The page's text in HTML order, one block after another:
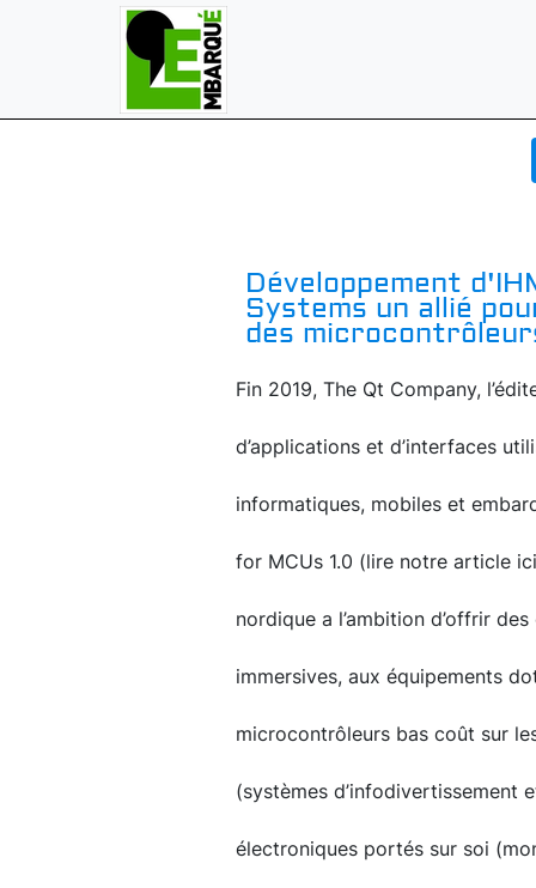
Développement
Systems un allié
des
Fin 2019, The Qt Company,
d’applications et d’interfaces
informatiques, mobiles et
for MCUs 1.0 (lire notre article
nordique a l’ambition d’offrir
immersives, aux équipements
microcontrôleurs bas coût sur
(systèmes d’infodivertissement
électroniques portés sur soi